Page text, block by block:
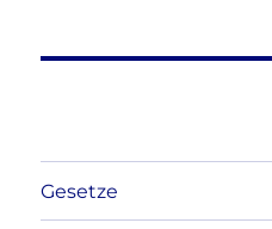
Gesetze